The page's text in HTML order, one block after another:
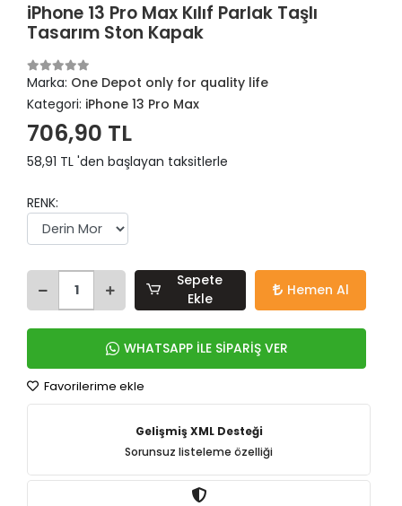
iPhone 13 Pro Max Kılıf Parlak Taşlı
Tasarım Ston Kapak
Marka: One Depot only for quality life
Kategori: iPhone 13 Pro Max
706,90 TL
58,91 TL 'den başlayan taksitlerle
RENK:
Sepete
Ekle
Hemen Al
WHATSAPP İLE SİPARİŞ VER
Favorilerime ekle
Gelişmiş XML Desteği
Sorunsuz listeleme özelliği